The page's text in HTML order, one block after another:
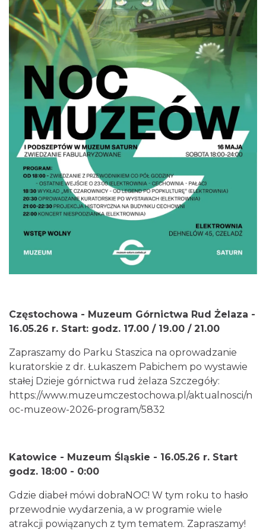
Częstochowa - Muzeum Górnictwa Rud Żelaza -
16.05.26 r. Start: godz. 17.00 / 19.00 / 21.00
Zapraszamy do Parku Staszica na oprowadzanie
kuratorskie z dr. Łukaszem Pabichem po wystawie
stałej Dzieje górnictwa rud żelaza Szczegóły:
https://www.muzeumczestochowa.pl/aktualnosci/n
oc-muzeow-2026-program/5832
Katowice - Muzeum Śląskie - 16.05.26 r. Start
godz. 18:00 - 0:00
Gdzie diabeł mówi dobraNOC! W tym roku to hasło
przewodnie wydarzenia, a w programie wiele
atrakcji powiązanych z tym tematem. Zapraszamy!